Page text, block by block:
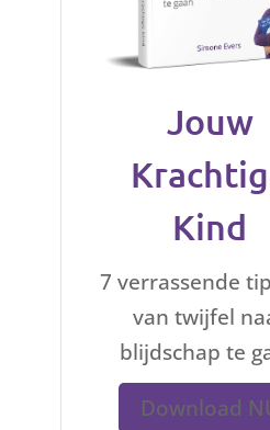
Jouw
Kind
7 verrassende
van twijfel
blijdschap te
Download